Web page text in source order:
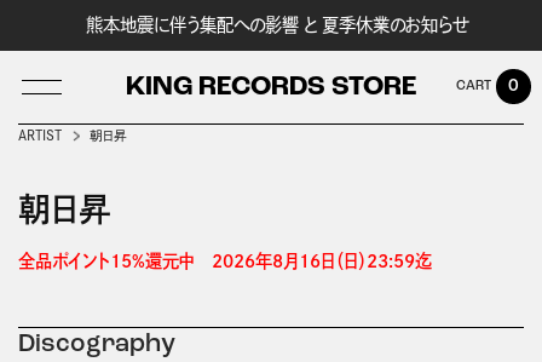
熊本地震に伴う集配への影響 と 夏季休業のお知らせ
KING RECORDS STORE 0
ARTIST 朝日昇
朝日昇
全品ポイント15%還元中　2026年8月16日（日）23:59迄
Discography